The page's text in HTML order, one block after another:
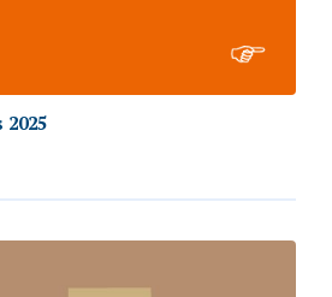
2025